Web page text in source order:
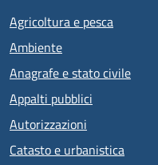
Agricoltura e pesca
Ambiente
Anagrafe e stato civile
Appalti pubblici
Autorizzazioni
Catasto e urbanistica